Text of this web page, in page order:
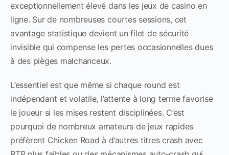
exceptionnellement élevé dans les jeux de casino en
ligne. Sur de nombreuses courtes sessions, cet
avantage statistique devient un filet de sécurité
invisible qui compense les pertes occasionnelles dues
à des pièges malchanceux.
L’essentiel est que même si chaque round est
indépendant et volatile, l’attente à long terme favorise
le joueur si les mises restent disciplinées. C’est
pourquoi de nombreux amateurs de jeux rapides
préfèrent Chicken Road à d’autres titres crash avec